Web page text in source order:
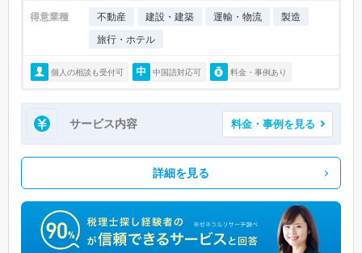
得意業種 不動産 建設・建築 運輸・物流
製造
旅行・ホテル
個人の相談も受付可 中国語対応可 料金・事例あり
サービス内容 料金・事例を見る
詳細を見る